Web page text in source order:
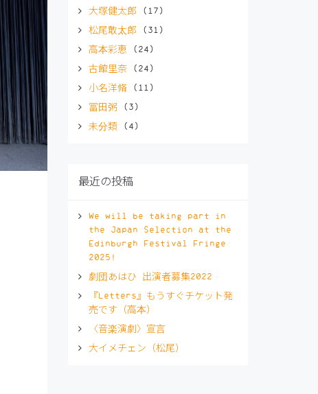
大塚健太郎 (17)
松尾敢太郎 (31)
高本彩恵 (24)
古館里奈(24)
小名洋脩(11)
冨田粥 (3)
未分類 (4)
最近の投稿
We will be taking part in
the Japan Selection at the
Edinburgh Festival Fringe
2025!
劇団あはひ 出演者募集2022
『Letters』もうすぐチケット発
売です（高本）
〈音楽演劇〉宣言
大イメチェン（松尾）